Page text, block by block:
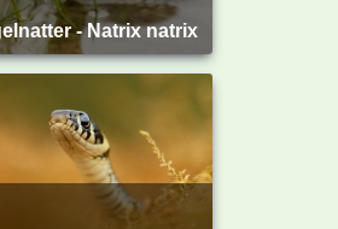
- Natrix natrix